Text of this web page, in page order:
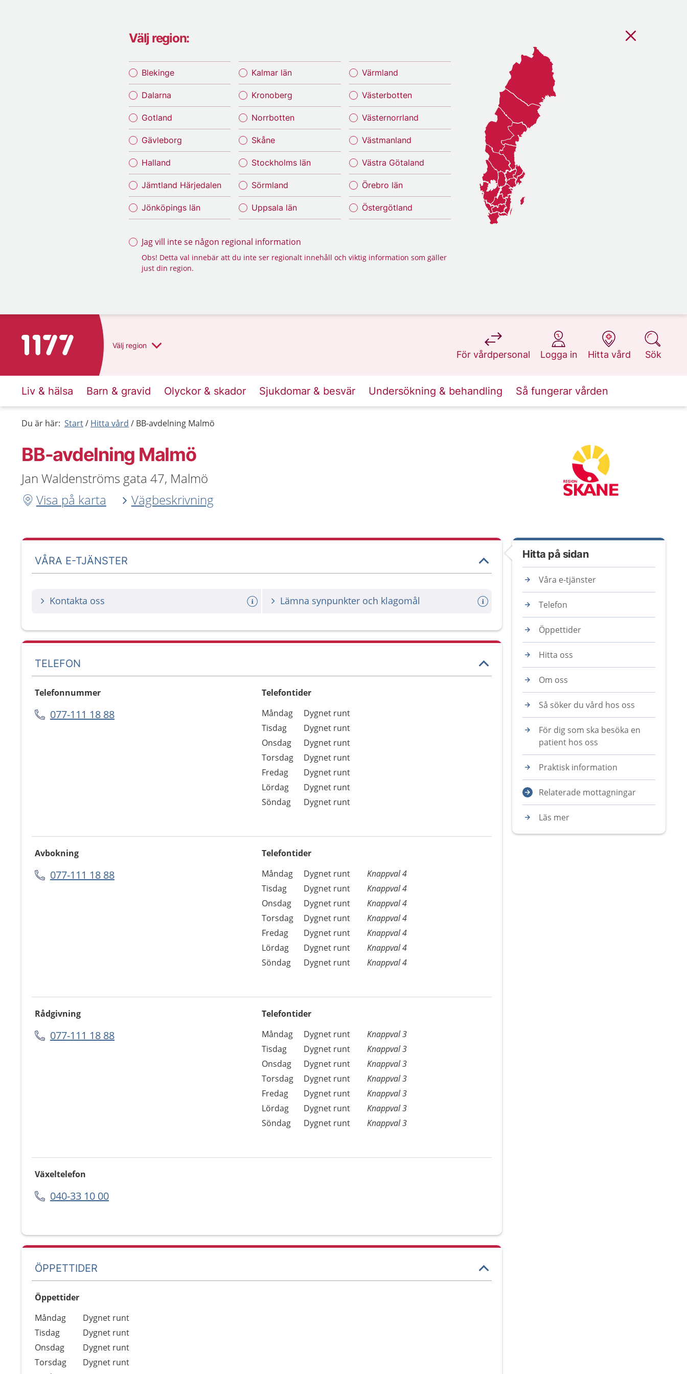
Välj region:
Blekinge
Dalarna
Gotland
Gävleborg
Halland
Jämtland Härjedalen
Jönköpings län
Kalmar län
Kronoberg
Norrbotten
Skåne
Stockholms län
Sörmland
Uppsala län
Värmland
Västerbotten
Västernorrland
Västmanland
Västra Götaland
Örebro län
Östergötland
Jag vill inte se någon regional information
Obs! Detta val innebär att du inte ser regionalt innehåll och viktig information som gäller
just din region.
Till startsidan för 1177 Välj region
För vårdpersonal
på 1177.se
Logga in
på 1177.se
Hitta vård
på 1177.se
Sök
på 1177.se
Liv & hälsa Barn & gravid Olyckor & skador Sjukdomar & besvär Undersökning & behandling Så fungerar vården
Du är här: Start Hitta vård BB-avdelning Malmö
BB-avdelning Malmö
Jan Waldenströms gata 47, Malmö
Visa på karta
Vägbeskrivning
VÅRA E-TJÄNSTER
Kontakta oss Lämna synpunkter och klagomål
TELEFON
Telefonnummer
077-111 18 88
Telefontider
Dag
Öppettider
Kommentarer
Måndag
Dygnet runt
Tisdag
Dygnet runt
Onsdag
Dygnet runt
Torsdag
Dygnet runt
Fredag
Dygnet runt
Lördag
Dygnet runt
Söndag
Dygnet runt
Avbokning
077-111 18 88
Telefontider
Dag
Öppettider
Kommentarer
Måndag Dygnet runt
Knappval 4
Tisdag
Dygnet runt
Knappval 4
Onsdag
Dygnet runt
Knappval 4
Torsdag
Dygnet runt
Knappval 4
Fredag
Dygnet runt
Knappval 4
Lördag
Dygnet runt
Knappval 4
Söndag
Dygnet runt Knappval 4
Rådgivning
077-111 18 88
Telefontider
Dag
Öppettider
Kommentarer
Måndag Dygnet runt
Knappval 3
Tisdag
Dygnet runt
Knappval 3
Onsdag
Dygnet runt
Knappval 3
Torsdag
Dygnet runt
Knappval 3
Fredag
Dygnet runt
Knappval 3
Lördag
Dygnet runt
Knappval 3
Söndag
Dygnet runt Knappval 3
Växeltelefon
040-33 10 00
ÖPPETTIDER
Öppettider
Dag
Öppettider
Kommentarer
Måndag
Dygnet runt
Tisdag
Dygnet runt
Onsdag
Dygnet runt
Torsdag
Dygnet runt
Hitta på sidan
Våra e-tjänster
Telefon
Öppettider
Hitta oss
Om oss
Så söker du vård hos oss
För dig som ska besöka en
patient hos oss
Praktisk information
Relaterade mottagningar
Läs mer